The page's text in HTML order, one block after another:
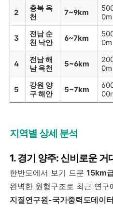
2
충북 옥
천
7~9km
0m
3
전남 순
천 낙안
6~7km
0m
4
전남 해
남 옥천
5~6km
0m
5
강원 양
구 해안
5~7km
지역별 상세 분석
1. 경기 양주: 신비로운 거
한반도에서 보기 드문 15km
완벽한 원형구조로 최근 연구
지질연구원-국가중력도데이